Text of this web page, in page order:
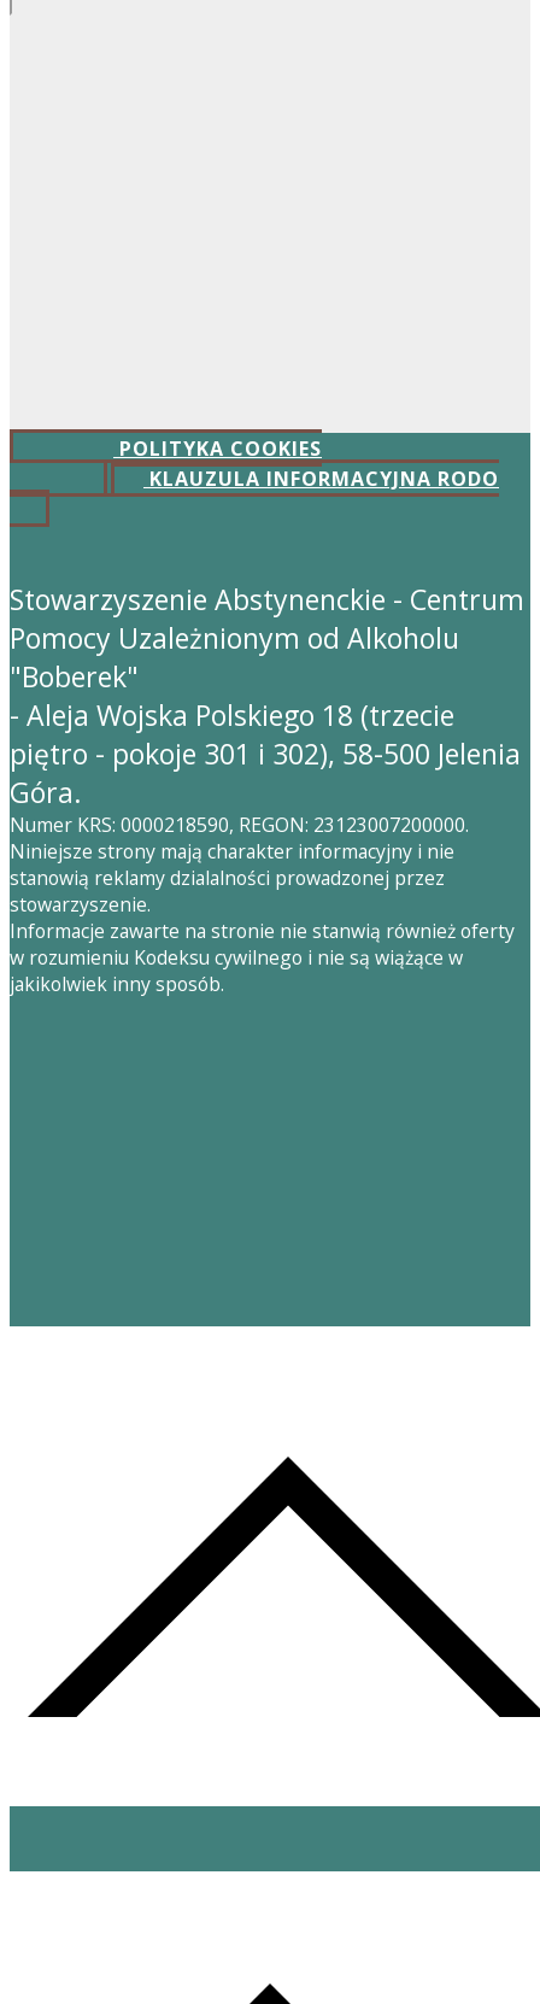
POLITYKA COOKIES
KLAUZULA INFORMACYJNA RODO
Stowarzyszenie Abstynenckie - Centrum
Pomocy Uzależnionym od Alkoholu
"Boberek"
- Aleja Wojska Polskiego 18 (trzecie
piętro - pokoje 301 i 302), 58-500 Jelenia
Góra.
Numer KRS: 0000218590, REGON: 23123007200000.
Niniejsze strony mają charakter informacyjny i nie
stanowią reklamy dzialalności prowadzonej przez
stowarzyszenie.
Informacje zawarte na stronie nie stanwią również oferty
w rozumieniu Kodeksu cywilnego i nie są wiążące w
jakikolwiek inny sposób.